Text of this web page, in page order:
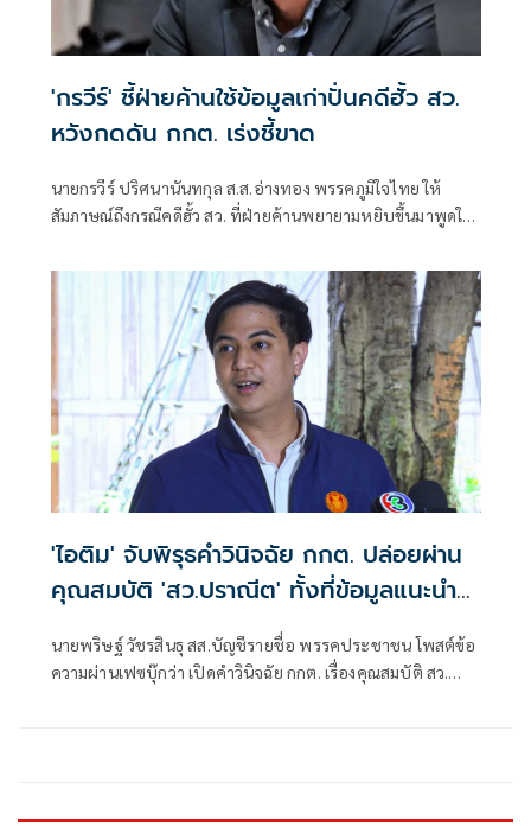
'กรวีร์' ชี้ฝ่ายค้านใช้ข้อมูลเก่าปั่นคดีฮั้ว สว.
หวังกดดัน กกต. เร่งชี้ขาด
นายกรวีร์ ปริศนานันทกุล ส.ส.อ่างทอง พรรคภูมิใจไทย ให้
สัมภาษณ์ถึงกรณีคดีฮั้ว สว. ที่ฝ่ายค้านพยายามหยิบขึ้นมาพูดใน
ไม่ได้กังวล เพราะทั้งหมดอยู่ในขั้นตอนของ คณะกรรมการการ
'ไอติม' จับพิรุธคำวินิจฉัย กกต. ปล่อยผ่าน
คุณสมบัติ 'สว.ปราณีต' ทั้งที่ข้อมูลแนะนำ
นายพริษฐ์ วัชรสินธุ สส.บัญชีรายชื่อ พรรคประชาชน โพสต์ข้อ
ความผ่านเฟซบุ๊กว่า เปิดคำวินิจฉัย กกต. เรื่องคุณสมบัติ สว.